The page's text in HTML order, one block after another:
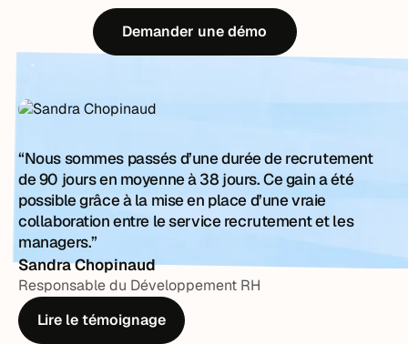
Demander une démo
“Nous sommes passés d’une durée de recrutement
de 90 jours en moyenne à 38 jours. Ce gain a été
possible grâce à la mise en place d’une vraie
collaboration entre le service recrutement et les
managers.”
Sandra Chopinaud
Responsable du Développement RH
Lire le témoignage